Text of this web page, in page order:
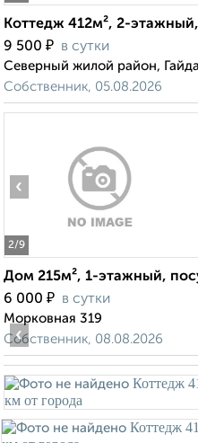
Коттедж 412м², 2-
9 500 ₽ в сутки
Северный жилой район,
Собственник, 05.08.2026
2/9
‹
Дом 215м², 1-этажный,
6 000 ₽ в сутки
Морковная 319
Собственник, 08.08.2026
‹